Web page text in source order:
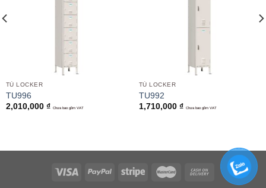
TỦ LOCKER
TU996
2,010,000 ₫ Chưa bao gồm VAT
TỦ LOCKER
TU992
1,710,000 ₫ Chưa bao gồm VAT